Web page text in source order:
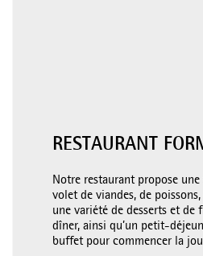
RESTAURANT
Notre restaurant propose
volet de viandes, de
une variété de desserts et de
dîner, ainsi qu’un petit-
buffet pour commencer la